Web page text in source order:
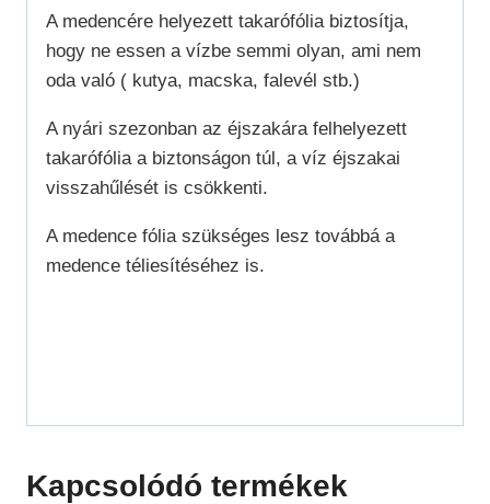
A medencére helyezett takarófólia biztosítja,
hogy ne essen a vízbe semmi olyan, ami nem
oda való ( kutya, macska, falevél stb.)
A nyári szezonban az éjszakára felhelyezett
takarófólia a biztonságon túl, a víz éjszakai
visszahűlését is csökkenti.
A medence fólia szükséges lesz továbbá a
medence téliesítéséhez is.
Kapcsolódó termékek